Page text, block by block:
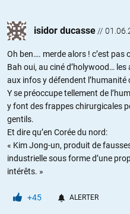
isidor ducasse //
Oh ben…. merde alors ! c’est pas
Bah oui, au ciné d’holywood…
aux infos y défendent l’humanité
Y se préoccupe tellement de
y font des frappes chirurgicales
gentils.
Et dire qu’en Corée du nord:
« Kim Jong-un, produit de
industrielle sous forme d’une
intérêts. »
+45 ALERTER